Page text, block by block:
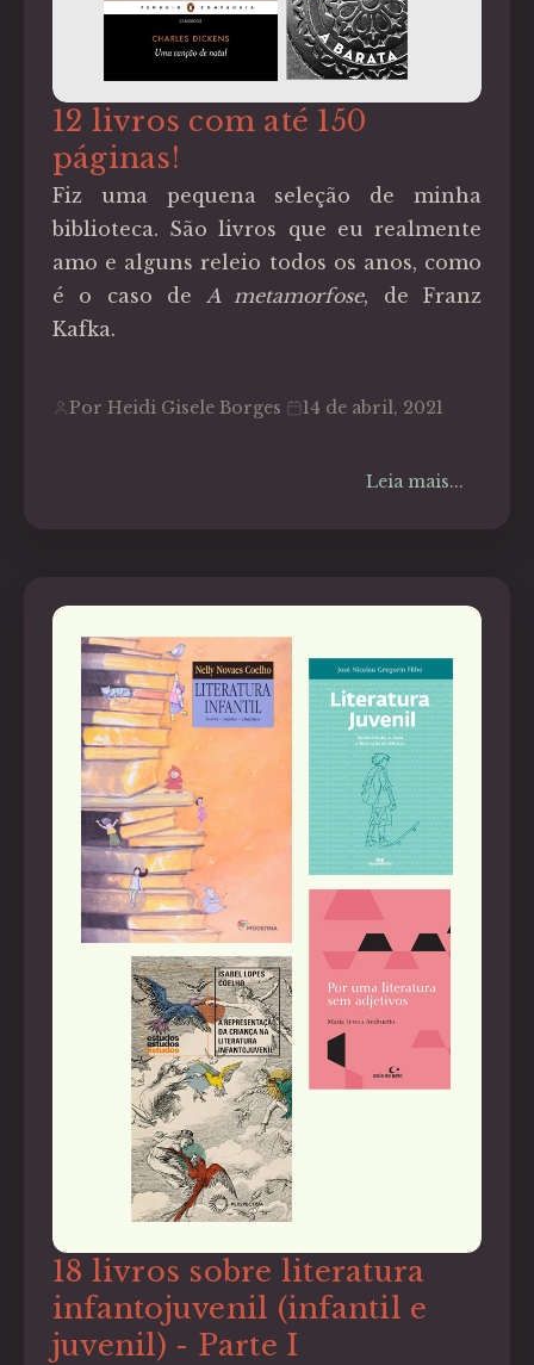
12 livros com até 150
páginas!
Fiz uma pequena seleção de minha
biblioteca. São livros que eu realmente
amo e alguns releio todos os anos, como
é o caso deA metamorfose, de Franz
Kafka.
Por Heidi Gisele Borges 14 de abril, 2021
Leia mais...
18 livros sobre literatura
infantojuvenil (infantil e
juvenil) - Parte I